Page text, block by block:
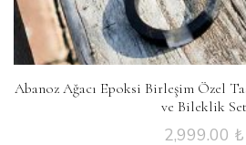
Abanoz Ağacı Epoksi Birleşim Özel
ve Bileklik Set
2,999.00 ₺